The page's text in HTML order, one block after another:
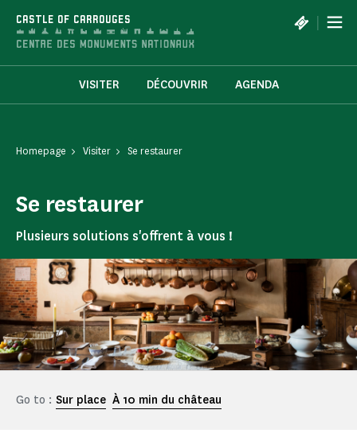
CASTLE OF CARROUGES |
VISITER DÉCOUVRIR AGENDA
Homepage Visiter Se restaurer
Se restaurer
Plusieurs solutions s'offrent à vous !
Go to : Sur place À 10 min du château